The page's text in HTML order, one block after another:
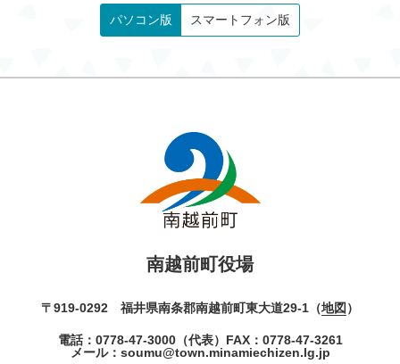
パソコン版 スマートフォン版
南越前町役場
〒919-0292 福井県南条郡南越前町東大道29-1（地図 ）
電話： 0778-47-3000（代表） FAX：0778-47-3261
メール： soumu@town.minamiechizen.lg.jp